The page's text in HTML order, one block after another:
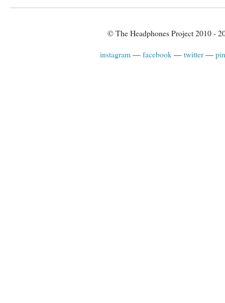
© The Headphones Project 2010 -
instagram facebook twitter